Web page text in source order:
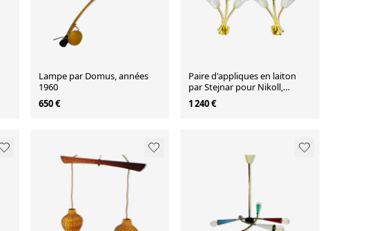
Lampe par Domus, années
1960
650 €
Paire d'appliques en laiton
par Stejnar pour Nikoll,
Autriche, 1960
1 240 €